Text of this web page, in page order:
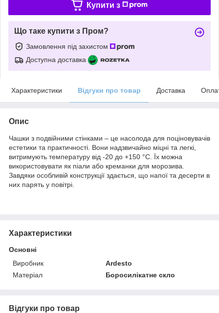
Купити з
Що таке купити з Пром?
Замовлення під захистом
Доступна доставка
Характеристики Відгуки про товар Доставка
Опис
Чашки з подвійними стінками – це насолода для поціновувачів
естетики та практичності. Вони надзвичайно міцні та легкі,
витримують температуру від -20 до +150 °C. Їх можна
використовувати як піали або креманки для морозива.
Завдяки особливій конструкції здається, що напої та десерти в
них парять у повітрі.
Характеристики
Основні
Виробник
Ardesto
Матеріал
Боросилікатне скло
Відгуки про товар